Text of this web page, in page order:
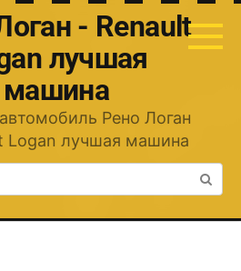
- Renault
лучшая
машина
Рено Логан
Logan лучшая машина